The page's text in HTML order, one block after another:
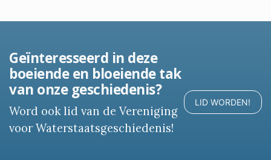
Geïnteresseerd in deze
boeiende en bloeiende tak
van onze geschiedenis?
Word ook lid van de Vereniging
voor Waterstaatsgeschiedenis!
LID WORDEN!